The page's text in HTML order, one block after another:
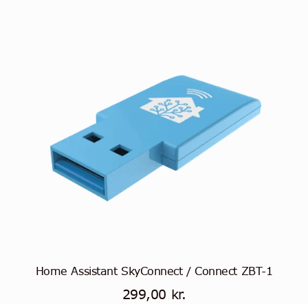
Home Assistant SkyConnect / Connect ZBT-1
299,00 kr.